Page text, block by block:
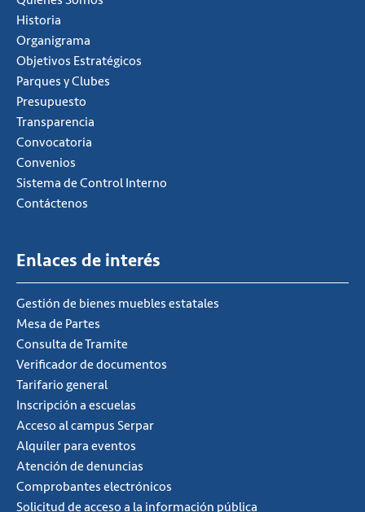
Historia
Organigrama
Objetivos Estratégicos
Parques y Clubes
Presupuesto
Transparencia
Convocatoria
Convenios
Sistema de Control Interno
Contáctenos
Enlaces de interés
Gestión de bienes muebles estatales
Mesa de Partes
Consulta de Tramite
Verificador de documentos
Tarifario general
Inscripción a escuelas
Acceso al campus Serpar
Alquiler para eventos
Atención de denuncias
Comprobantes electrónicos
Solicitud de acceso a la información pública